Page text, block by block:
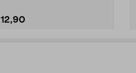
12,90